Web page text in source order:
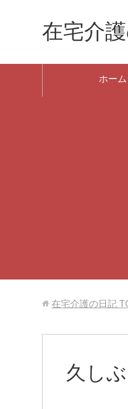
在宅介
ホーム
在宅介護の日記
久し